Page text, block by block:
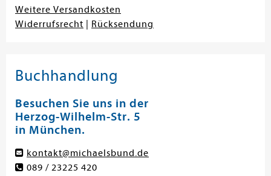
Weitere Versandkosten
Widerrufsrecht
Rücksendung
Buchhandlung
Besuchen Sie uns in der
Herzog-Wilhelm-Str. 5
in München.
kontakt@michaelsbund.de
089 / 23225 420